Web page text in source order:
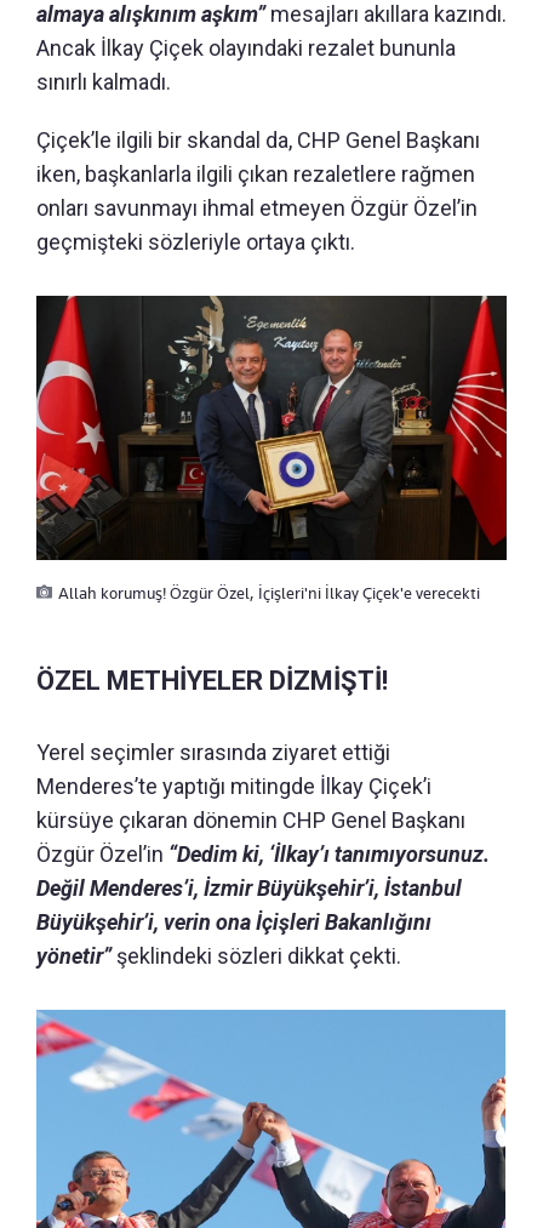
almaya alışkınım aşkım”mesajları akıllara kazındı.
Ancak İlkay Çiçek olayındaki rezalet bununla
sınırlı kalmadı.
Çiçek’le ilgili bir skandal da, CHP Genel Başkanı
iken, başkanlarla ilgili çıkan rezaletlere rağmen
onları savunmayı ihmal etmeyen Özgür Özel’in
geçmişteki sözleriyle ortaya çıktı.
Allah korumuş! Özgür Özel, İçişleri'ni İlkay Çiçek'e verecekti
ÖZEL METHİYELER DİZMİŞTİ!
Yerel seçimler sırasında ziyaret ettiği
Menderes’te yaptığı mitingde İlkay Çiçek’i
kürsüye çıkaran dönemin CHP Genel Başkanı
Özgür Özel’in “Dedim ki, ‘İlkay’ı tanımıyorsunuz.
Değil Menderes’i, İzmir Büyükşehir’i, İstanbul
Büyükşehir’i, verin ona İçişleri Bakanlığını
yönetir”şeklindeki sözleri dikkat çekti.